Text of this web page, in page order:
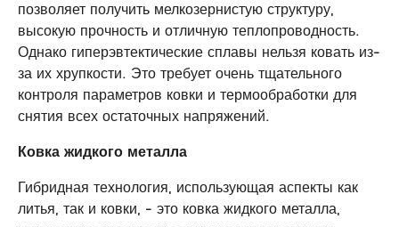
позволяет получить мелкозернистую структуру,
высокую прочность и отличную теплопроводность.
Однако гиперэвтектические сплавы нельзя ковать из-
за их хрупкости. Это требует очень тщательного
контроля параметров ковки и термообработки для
снятия всех остаточных напряжений.
Ковка жидкого металла
Гибридная технология, использующая аспекты как
литья, так и ковки, - это ковка жидкого металла,